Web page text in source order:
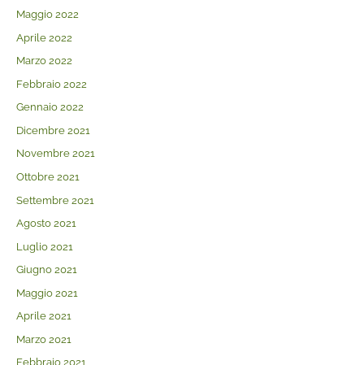
Maggio 2022
Aprile 2022
Marzo 2022
Febbraio 2022
Gennaio 2022
Dicembre 2021
Novembre 2021
Ottobre 2021
Settembre 2021
Agosto 2021
Luglio 2021
Giugno 2021
Maggio 2021
Aprile 2021
Marzo 2021
Febbraio 2021